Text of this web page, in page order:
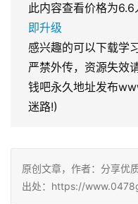
此内容查看价格为6.6
即升级
感兴趣的可以下载学
严禁外传，资源失效
钱吧永久地址发布
迷路!)
原创文章，作者：分享优
出处：https://